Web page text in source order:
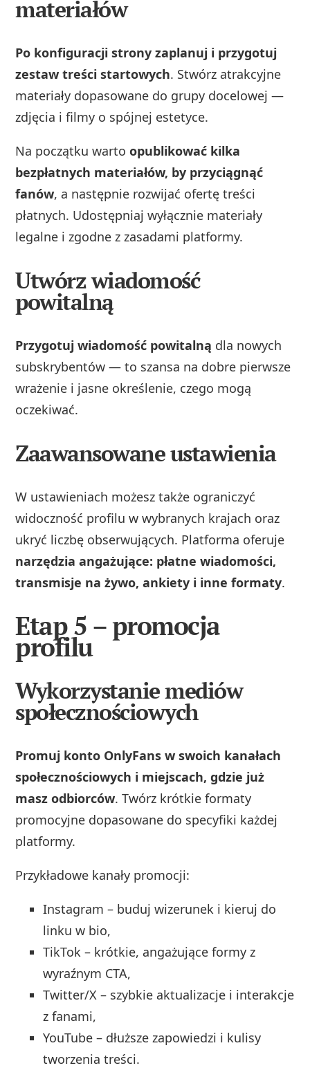
materiałów
Po konfiguracji strony zaplanuj i przygotuj
zestaw treści startowych. Stwórz atrakcyjne
materiały dopasowane do grupy docelowej —
zdjęcia i filmy o spójnej estetyce.
Na początku wartoopublikować kilka
bezpłatnych materiałów, by przyciągnąć
fanów, a następnie rozwijać ofertę treści
płatnych. Udostępniaj wyłącznie materiały
legalne i zgodne z zasadami platformy.
Utwórz wiadomość
powitalną
Przygotuj wiadomość powitalną dla nowych
subskrybentów — to szansa na dobre pierwsze
wrażenie i jasne określenie, czego mogą
oczekiwać.
Zaawansowane ustawienia
W ustawieniach możesz także ograniczyć
widoczność profilu w wybranych krajach oraz
ukryć liczbę obserwujących. Platforma oferuje
narzędzia angażujące: płatne wiadomości,
transmisje na żywo, ankiety i inne formaty.
Etap 5 – promocja
profilu
Wykorzystanie mediów
społecznościowych
Promuj konto OnlyFans w swoich kanałach
społecznościowych i miejscach, gdzie już
masz odbiorców. Twórz krótkie formaty
promocyjne dopasowane do specyfiki każdej
platformy.
Przykładowe kanały promocji:
Instagram – buduj wizerunek i kieruj do
linku w bio,
TikTok – krótkie, angażujące formy z
wyraźnym CTA,
Twitter/X – szybkie aktualizacje i interakcje
z fanami,
YouTube – dłuższe zapowiedzi i kulisy
tworzenia treści.